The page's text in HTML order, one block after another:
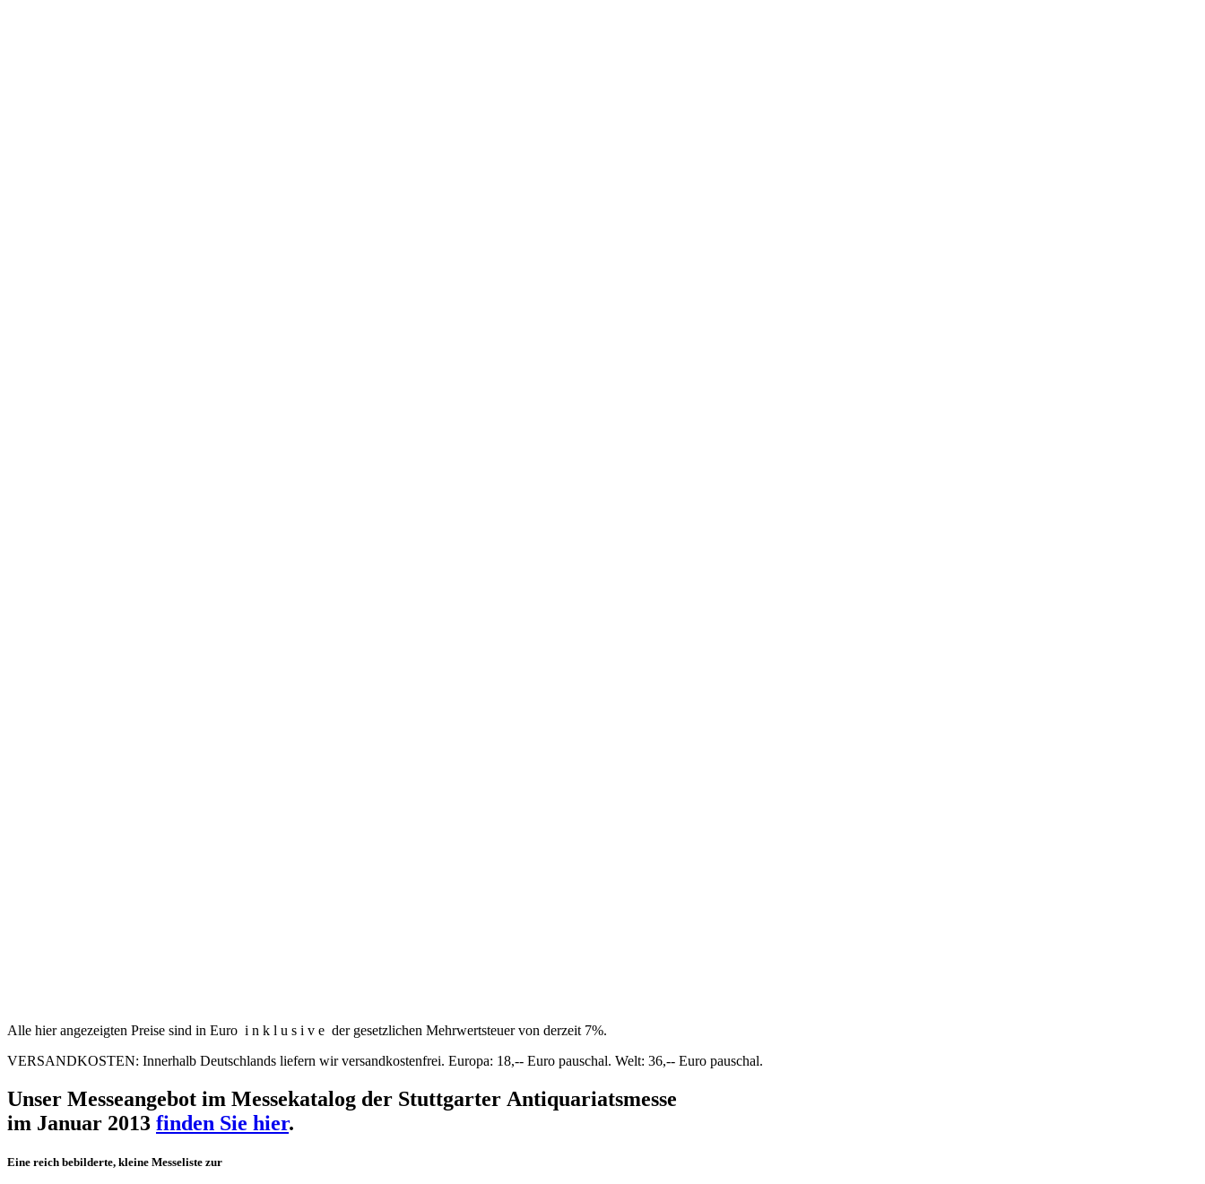
Alle hier angezeigten Preise sind in Euro i n k l u s i v e der gesetzlichen Mehrwertsteuer von derzeit 7%.
VERSANDKOSTEN: Innerhalb Deutschlands liefern wir versandkostenfrei. Europa: 18,-- Euro pauschal. Welt: 36,-- Euro pauschal.
Unser Messeangebot im Messekatalog der Stuttgarter Antiquariatsmesse
im Januar 2013 finden Sie hier.
Eine reich bebilderte, kleine Messeliste zur